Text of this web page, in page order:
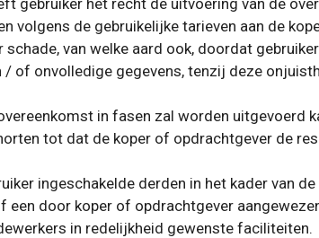
gebruiker het recht de uitvoering van de
volgens de gebruikelijke tarieven aan de
van welke aard ook, doordat
of onvolledige gegevens, tenzij deze
in fasen zal worden uitgevoerd
tot dat de koper of opdrachtgever de
ingeschakelde derden in het kader van
een door koper of opdrachtgever
in redelijkheid gewenste faciliteiten.